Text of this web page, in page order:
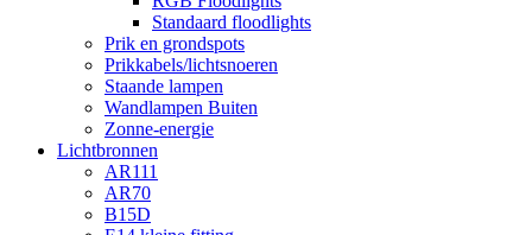
Standaard floodlights
Prik en grondspots
Prikkabels/lichtsnoeren
Staande lampen
Wandlampen Buiten
Zonne-energie
Lichtbronnen
AR111
AR70
B15D